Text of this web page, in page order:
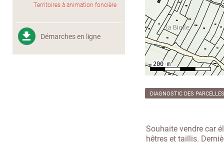
Territoires à animation foncière
Démarches en ligne
DIAGNOSTIC DES PARCELLES
Souhaite vendre car
hêtres et taillis.